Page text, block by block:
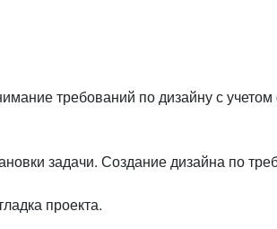
требований по дизайну с
задачи. Создание дизайна по
проекта.